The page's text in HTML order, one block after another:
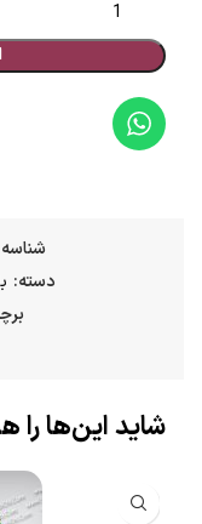
دسته:
شاید این‌ها